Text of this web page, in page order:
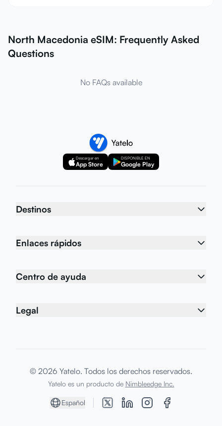
North Macedonia eSIM: Frequently Asked
Questions
No FAQs available
Descargar en
App Store
DISPONIBLE EN
Google Play
Destinos
Enlaces rápidos
Centro de ayuda
Legal
© 2026 Yatelo. Todos los derechos reservados.
Yatelo es un producto de Nimbleedge Inc.
Español